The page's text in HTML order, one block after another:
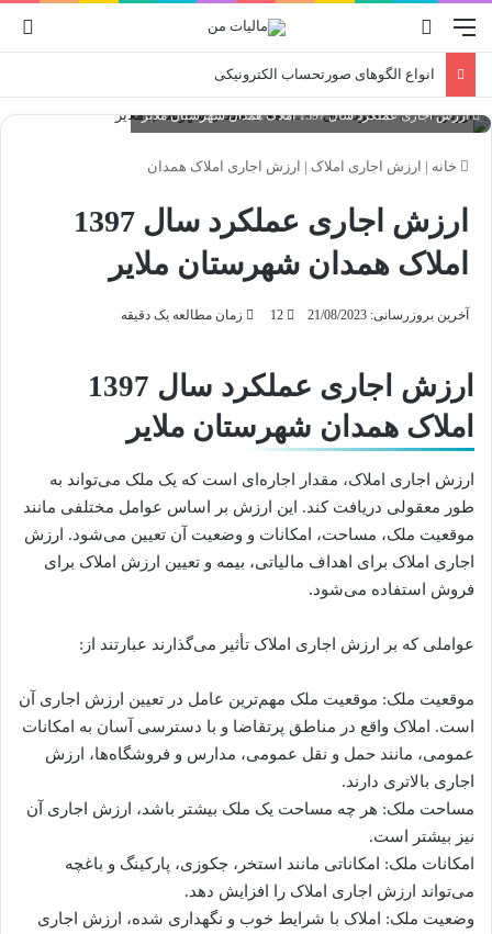
منو
انواع الگوهای صورتحساب الکترونیکی
ارزش اجاری عملکرد سال 1397 املاک همدان شهرستان ملایر
خانه | ارزش اجاری املاک | ارزش اجاری املاک همدان
ارزش اجاری عملکرد سال 1397
املاک همدان شهرستان ملایر
آخرین بروزرسانی: 21/08/2023 12 زمان مطالعه یک دقیقه
ارزش اجاری عملکرد سال 1397
املاک همدان شهرستان ملایر
ارزش اجاری املاک، مقدار اجاره‌ای است که یک ملک می‌تواند به
طور معقولی دریافت کند. این ارزش بر اساس عوامل مختلفی مانند
موقعیت ملک، مساحت، امکانات و وضعیت آن تعیین می‌شود. ارزش
اجاری املاک برای اهداف مالیاتی، بیمه و تعیین ارزش املاک برای
فروش استفاده می‌شود.
عواملی که بر ارزش اجاری املاک تأثیر می‌گذارند عبارتند از:
موقعیت ملک: موقعیت ملک مهم‌ترین عامل در تعیین ارزش اجاری آن
است. املاک واقع در مناطق پرتقاضا و با دسترسی آسان به امکانات
عمومی، مانند حمل و نقل عمومی، مدارس و فروشگاه‌ها، ارزش
اجاری بالاتری دارند.
مساحت ملک: هر چه مساحت یک ملک بیشتر باشد، ارزش اجاری آن
نیز بیشتر است.
امکانات ملک: امکاناتی مانند استخر، جکوزی، پارکینگ و باغچه
می‌تواند ارزش اجاری املاک را افزایش دهد.
وضعیت ملک: املاک با شرایط خوب و نگهداری شده، ارزش اجاری